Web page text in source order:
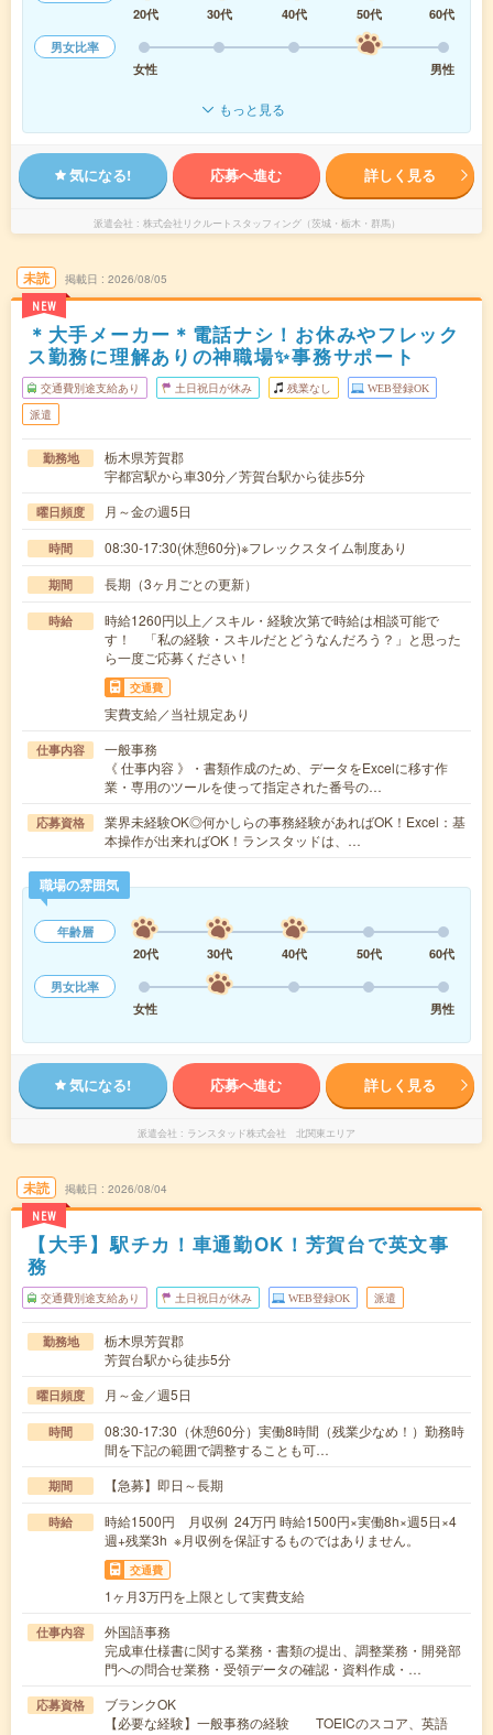
20代 30代 40代 50代
60代
男女比率
女性
男性
もっと見る
気になる! 応募へ進む 詳しく見る
派遣会社 株式会社リクルートスタッフィング（茨城・栃木・群馬）
未読
NEW
掲載日 2026/08/05
＊大手メーカー＊電話ナシ！お休みやフレック
ス勤務に理解ありの神職場✨事務サポート
交通費別途支給あり 土日祝日が休み 残業なし WEB登録OK
派遣
勤務地
栃木県芳賀郡
宇都宮駅から車30分／芳賀台駅から徒歩5分
曜日頻度 月～金の週5日
時間 08:30-17:30(休憩60分)※フレックスタイム制度あり
期間 長期（3ヶ月ごとの更新）
時給
時給1260円以上／スキル・経験次第で時給は相談可能で
す！ 「私の経験・スキルだとどうなんだろう？」と思った
ら一度ご応募ください！
交通費
実費支給／当社規定あり
仕事内容
一般事務
《 仕事内容 》・書類作成のため、データをExcelに移す作
業・専用のツールを使って指定された番号の…
応募資格
業界未経験OK◎何かしらの事務経験があればOK！Excel：基
本操作が出来ればOK！ランスタッドは、…
職場の雰囲気
年齢層
20代
30代 40代 50代
60代
男女比率
女性
男性
気になる! 応募へ進む 詳しく見る
派遣会社 ランスタッド株式会社 北関東エリア
未読
NEW
掲載日 2026/08/04
【大手】駅チカ！車通勤OK！芳賀台で英文事
務
交通費別途支給あり 土日祝日が休み WEB登録OK 派遣
勤務地
栃木県芳賀郡
芳賀台駅から徒歩5分
曜日頻度 月～金／週5日
時間
08:30-17:30（休憩60分）実働8時間（残業少なめ！）勤務時
間を下記の範囲で調整することも可…
期間 【急募】即日～長期
時給
時給1500円 月収例 24万円 時給1500円×実働8h×週5日×4
週+残業3h ※月収例を保証するものではありません。
交通費
1ヶ月3万円を上限として実費支給
仕事内容
外国語事務
完成車仕様書に関する業務・書類の提出、調整業務・開発部
門への問合せ業務・受領データの確認・資料作成・…
応募資格
ブランクOK
【必要な経験】一般事務の経験 TOEICのスコア、英語